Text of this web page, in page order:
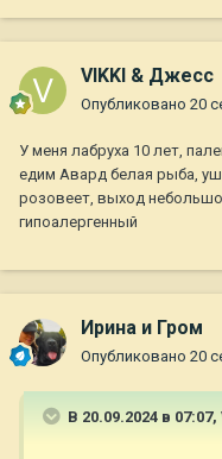
VIKKI & Джесс
Опубликовано 20
У меня лабруха 10 лет,
едим Авард белая рыба,
розовеет, выход
гипоалергенный
Ирина и Гром
Опубликовано 20
В 20.09.2024 в 07:07,